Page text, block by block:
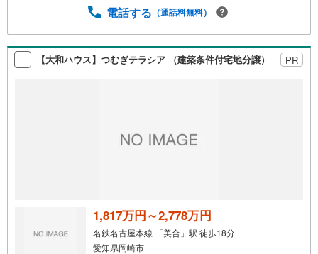
電話する （通話料無料）
【大和ハウス】つむぎテラシア （建築条件付宅地分譲） PR
1,817万円～2,778万円
名鉄名古屋本線 「美合」駅 徒歩18分
愛知県岡崎市